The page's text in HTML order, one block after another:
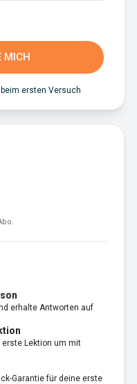
MICH
ersten Versuch
erhalte Antworten auf
erste Lektion um mit
Garantie für deine erste